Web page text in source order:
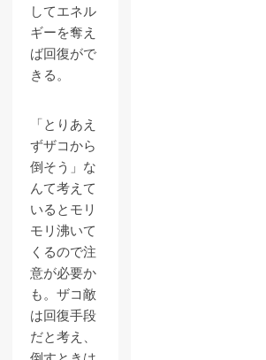
してエネル
ギーを奪え
ば回復がで
きる。
「とりあえ
ずザコから
倒そう」な
んて考えて
いるとモリ
モリ沸いて
くるので注
意が必要か
も。ザコ敵
は回復手段
だと考え、